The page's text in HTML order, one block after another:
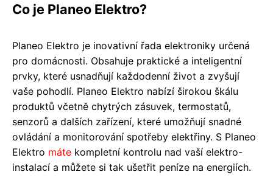
Co je Planeo Elektro?
Planeo Elektro je inovativní řada elektroniky určená
pro domácnosti. Obsahuje praktické a inteligentní
prvky, které usnadňují každodenní život a zvyšují
vaše pohodlí. Planeo Elektro nabízí širokou škálu
produktů včetně chytrých zásuvek, termostatů,
senzorů a dalších zařízení, které umožňují snadné
ovládání a monitorování spotřeby elektřiny. S Planeo
Elektro máte kompletní kontrolu nad vaší elektro-
instalací a můžete si tak ušetřit peníze na energiích.